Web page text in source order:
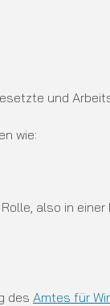
und
wie:
also in einer
des Amtes für